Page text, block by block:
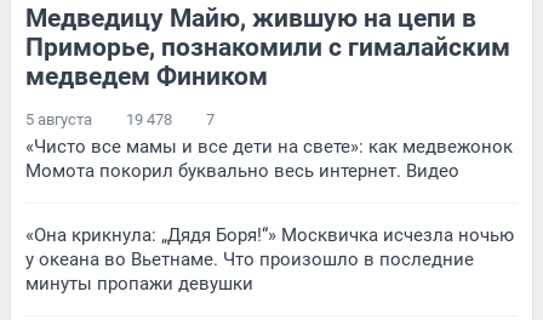
Медведицу Майю, жившую на цепи в
Приморье, познакомили с гималайским
медведем Фиником
5 августа 19 478 7
«Чисто все мамы и все дети на свете»: как медвежонок
Момота покорил буквально весь интернет. Видео
«Она крикнула: „Дядя Боря!“» Москвичка исчезла ночью
у океана во Вьетнаме. Что произошло в последние
минуты пропажи девушки